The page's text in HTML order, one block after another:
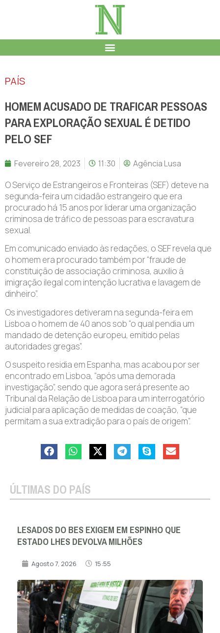
PAÍS
HOMEM ACUSADO DE TRAFICAR PESSOAS
PARA EXPLORAÇÃO SEXUAL É DETIDO
PELO SEF
Fevereiro 28, 2023 11:30 Agência Lusa
O Serviço de Estrangeiros e Fronteiras (SEF) deteve na
segunda-feira um cidadão estrangeiro que era
procurado há 15 anos por liderar uma organização
criminosa de tráfico de pessoas para escravatura
sexual.
Em comunicado enviado às redações, o SEF revela que
o homem era procurado também por “fraude de
constituição de associação criminosa, auxilio à
imigração ilegal com intenção lucrativa e lavagem de
dinheiro”.
Os investigadores detiveram na segunda-feira em
Lisboa o homem de 40 anos sob “o qual pendia um
mandado de detenção europeu, emitido pelas
autoridades gregas”.
O suspeito residia em Espanha, mas acabou por ser
encontrado em Lisboa, “após uma demorada
investigação”, sendo que agora será presente ao
Tribunal da Relação de Lisboa para um interrogatório
judicial para aplicação de medidas de coação, “que
permitam a sua extradição para o país de origem”.
ÚLTIMAS DO PAÍS
LESADOS DO BES EXIGEM EM ESPINHO QUE
ESTADO LHES DEVOLVA MILHÕES
Agosto 7, 2026 15:55